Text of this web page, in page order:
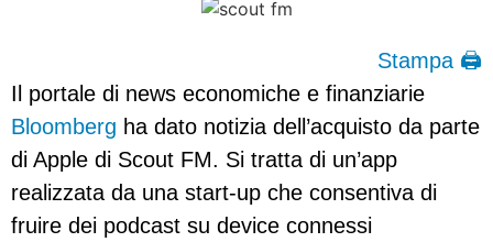
Stampa 🖨
Il portale di news economiche e finanziarie
Bloomberg ha dato notizia dell’acquisto da parte
di Apple di Scout FM. Si tratta di un’app
realizzata da una start-up che consentiva di
fruire dei podcast su device connessi